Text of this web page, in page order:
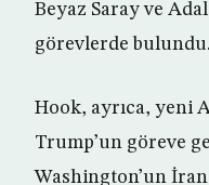
Beyaz Saray ve
görevlerde bulundu.
Hook, ayrıca, yeni
Trump’un göreve
Washington’un